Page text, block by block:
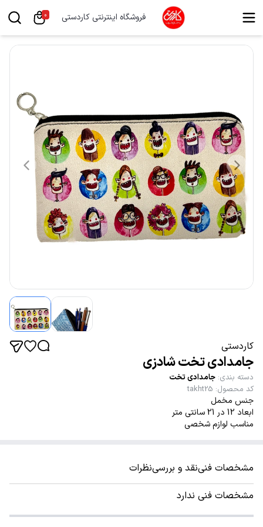
فروشگاه اینترنتی کاردستی 0
کاردستی
جامدادی تخت شادزی
دسته بندی: جامدادی تخت
کد محصول:
takht25
جنس مخمل
ابعاد 12 در 21 سانتی متر
مناسب لوازم شخصی
مشخصات فنینقد و بررسینظرات
مشخصات فنی ندارد